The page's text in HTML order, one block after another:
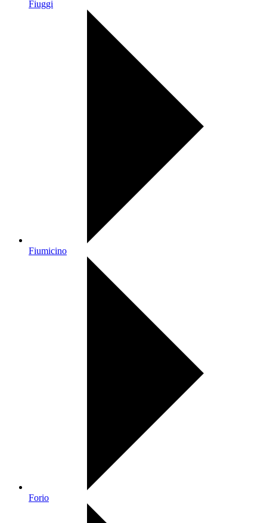
Fiuggi
Fiumicino
Forio